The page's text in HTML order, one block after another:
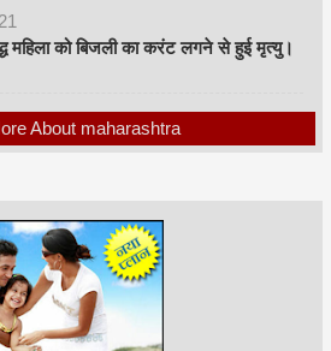
महिला को बिजली का करंट लगने से हुई मृत्यु।
About maharashtra